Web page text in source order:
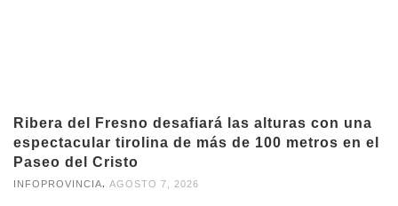
Ribera del Fresno desafiará las alturas con una
espectacular tirolina de más de 100 metros en el
Paseo del Cristo
INFOPROVINCIA AGOSTO 7, 2026